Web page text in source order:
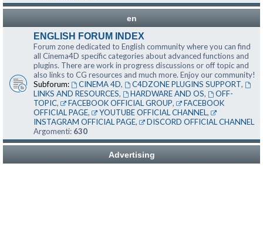
en
ENGLISH FORUM INDEX
Forum zone dedicated to English community where you can find
all Cinema4D specific categories about advanced functions and
plugins. There are work in progress discussions or off topic and
also links to CG resources and much more. Enjoy our community!
Subforum:
CINEMA 4D, C4DZONE PLUGINS SUPPORT,
LINKS AND RESOURCES, HARDWARE AND OS,
OFF-
TOPIC, FACEBOOK OFFICIAL GROUP,
FACEBOOK
OFFICIAL PAGE, YOUTUBE OFFICIAL CHANNEL,
INSTAGRAM OFFICIAL PAGE,
DISCORD OFFICIAL CHANNEL
Argomenti: 630
Advertising